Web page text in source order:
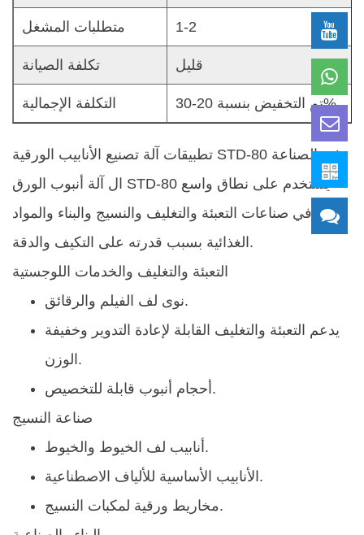
متطلبات المشغل 1-2
تكلفة الصيانة قليل
التكلفة الإجمالية تم التخفيض بنسبة 20-30%
تطبيقات آلة تصنيع الأنابيب الورقية STD-80 في الصناعة
ال آلة أنبوب الورق STD-80 يستخدم على نطاق واسع
في صناعات التعبئة والتغليف والنسيج والبناء والمواد
الغذائية بسبب قدرته على التكيف والدقة.
التعبئة والتغليف والخدمات اللوجستية
نوى لف الفيلم والرقائق.
يدعم التعبئة والتغليف القابلة لإعادة التدوير وخفيفة
الوزن.
أحجام أنبوب قابلة للتخصيص.
صناعة النسيج
أنابيب لف الخيوط والخيوط.
الأنابيب الأساسية للألياف الاصطناعية.
مخاريط ورقية لمكبات النسيج.